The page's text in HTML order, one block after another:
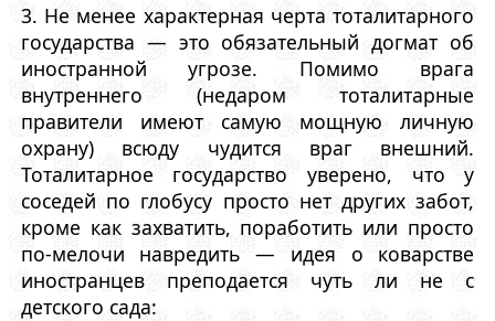
3. Не менее характерная черта тоталитарного
государства — это обязательный догмат об
иностранной угрозе. Помимо врага
внутреннего (недаром тоталитарные
правители имеют самую мощную личную
охрану) всюду чудится враг внешний.
Тоталитарное государство уверено, что у
соседей по глобусу просто нет других забот,
кроме как захватить, поработить или просто
по-мелочи навредить — идея о коварстве
иностранцев преподается чуть ли не с
детского сада: